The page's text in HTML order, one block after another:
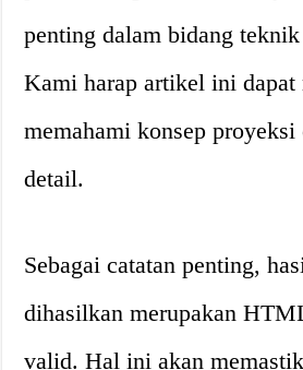
penting dalam bidang
Kami harap artikel ini dapat
memahami konsep proyeksi
detail.
Sebagai catatan penting,
dihasilkan merupakan
valid. Hal ini akan